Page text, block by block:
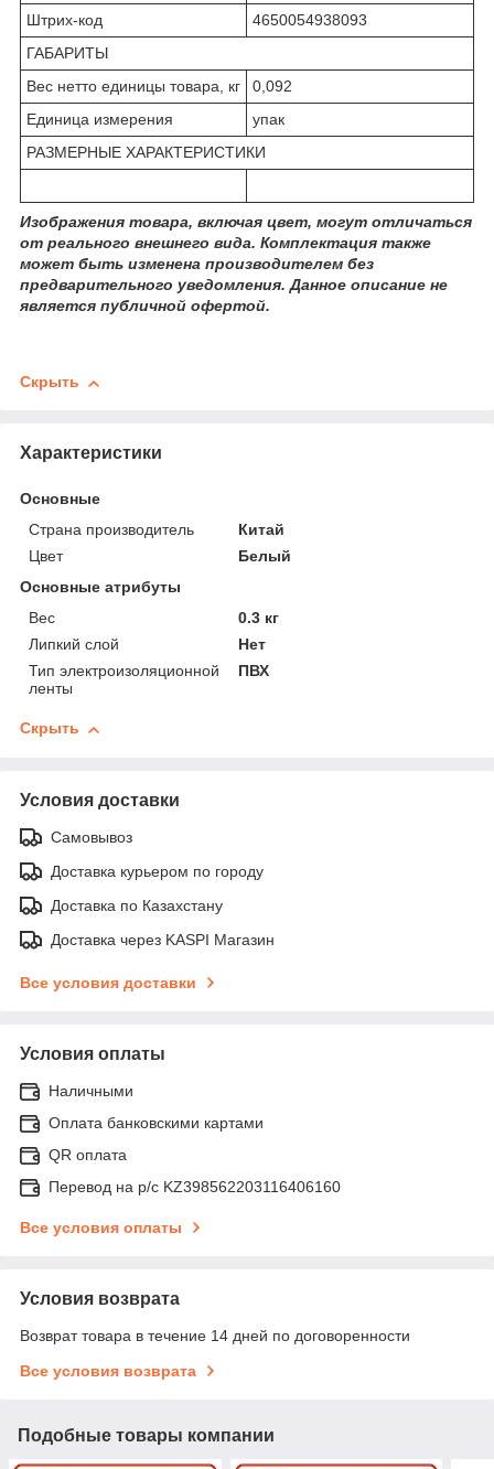
Штрих-код
4650054938093
ГАБАРИТЫ
Вес нетто единицы товара, кг
0,092
Единица измерения
упак
РАЗМЕРНЫЕ ХАРАКТЕРИСТИКИ
Изображения товара, включая цвет, могут отличаться
от реального внешнего вида. Комплектация также
может быть изменена производителем без
предварительного уведомления. Данное описание не
является публичной офертой.
Скрыть
Характеристики
Основные
Страна производитель
Китай
Цвет
Белый
Основные атрибуты
Вес
0.3 кг
Липкий слой
Нет
Тип электроизоляционной
ленты
ПВХ
Скрыть
Условия доставки
Самовывоз
Доставка курьером по городу
Доставка по Казахстану
Доставка через KASPI Магазин
Все условия доставки
Условия оплаты
Наличными
Оплата банковскими картами
QR оплата
Перевод на р/с KZ398562203116406160
Все условия оплаты
Условия возврата
Возврат товара в течение 14 дней по договоренности
Все условия возврата
Подобные товары компании